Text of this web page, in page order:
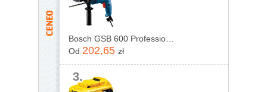
Od 202,65 zł
3.